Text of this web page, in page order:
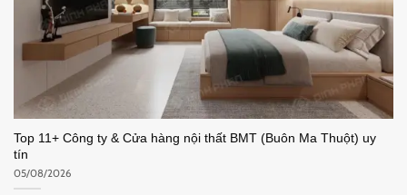
Top 11+ Công ty & Cửa hàng nội thất BMT (Buôn Ma Thuột) uy
tín
05/08/2026